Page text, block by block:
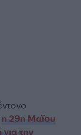
η 29η Μαΐου
για την